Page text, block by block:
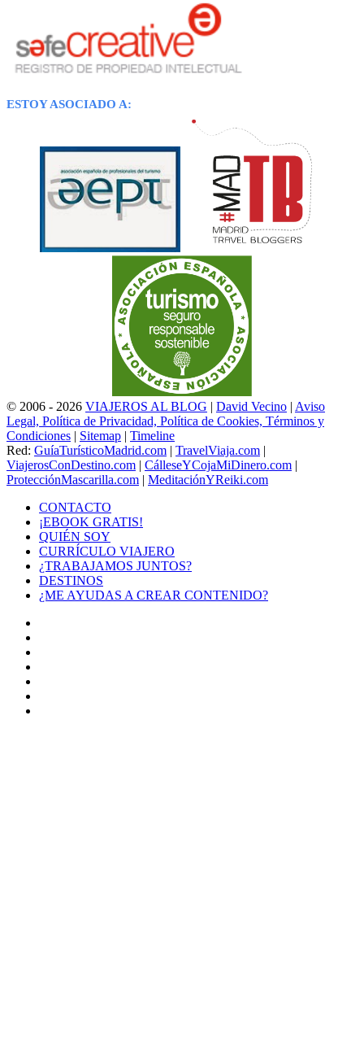
ESTOY ASOCIADO A:
© 2006 - 2026 VIAJEROS AL BLOG | David Vecino | Aviso
Legal, Política de Privacidad, Política de Cookies, Términos y
Condiciones | Sitemap | Timeline
Red: GuíaTurísticoMadrid.com | TravelViaja.com |
ViajerosConDestino.com | CálleseYCojaMiDinero.com |
ProtecciónMascarilla.com | MeditaciónYReiki.com
CONTACTO
¡EBOOK GRATIS!
QUIÉN SOY
CURRÍCULO VIAJERO
¿TRABAJAMOS JUNTOS?
DESTINOS
¿ME AYUDAS A CREAR CONTENIDO?